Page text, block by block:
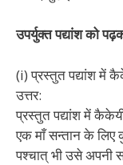
उपर्युक्त पद्यांश को
(i) प्रस्तुत पद्यांश में
उत्तर:
प्रस्तुत पद्यांश में
एक माँ सन्तान के लिए
पश्चात् भी उसे अपनी